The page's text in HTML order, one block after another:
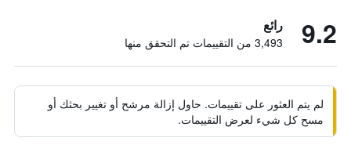
9.2 رائع
3,493 من التقييمات تم التحقق منها
لم يتم العثور على تقييمات. حاول إزالة مرشح أو تغيير بحثك أو
مسح كل شيء لعرض التقييمات.